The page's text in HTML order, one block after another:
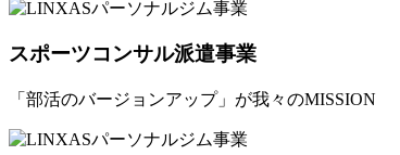
スポーツコンサル派遣事業
「部活のバージョンアップ」が我々のMISSION